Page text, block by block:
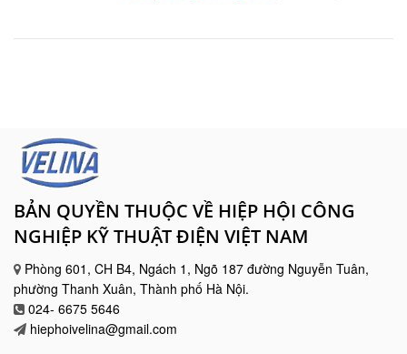
BẢN QUYỀN THUỘC VỀ HIỆP HỘI CÔNG
NGHIỆP KỸ THUẬT ĐIỆN VIỆT NAM
Phòng 601, CH B4, Ngách 1, Ngõ 187 đường Nguyễn Tuân,
phường Thanh Xuân, Thành phố Hà Nội.
024- 6675 5646
hiephoivelina@gmail.com